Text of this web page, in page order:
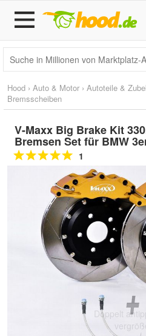
Hood › Auto & Motor › Autoteile &
Bremsscheiben
V-Maxx Big Brake Kit
Bremsen Set für BMW
1
Doppelt